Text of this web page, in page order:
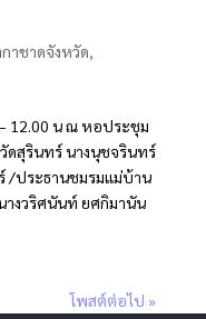
าชาดจังหวัด,
12.00 น ณ หอประชุม
ดสุรินทร์ นางนุชจรินทร์
/ประธานชมรมแม่บ้าน
งวริศนันท์ ยศกิมานัน
โพสต์ต่อไป »